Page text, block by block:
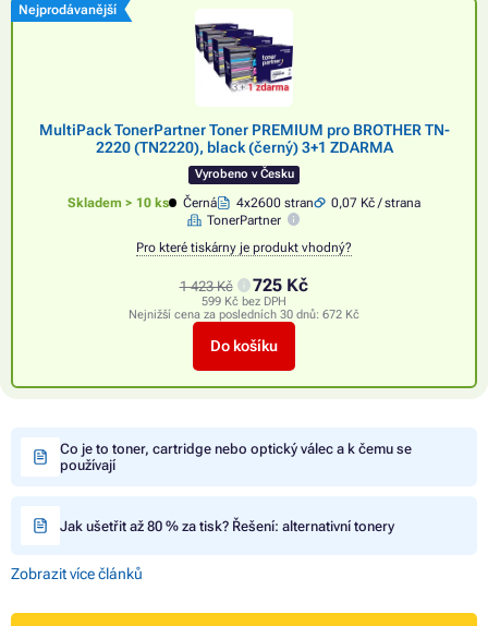
Nejprodávanější
MultiPack TonerPartner Toner PREMIUM pro BROTHER TN-
2220 (TN2220), black (černý) 3+1 ZDARMA
Vyrobeno v Česku
Skladem > 10 ks Černá 4x2600 stran
0,07 Kč / strana
TonerPartner
Pro které tiskárny je produkt vhodný?
1 423 Kč 725 Kč
599 Kč bez DPH
Nejnižší cena za posledních 30 dnů: 672 Kč
Do košíku
Co je to toner, cartridge nebo optický válec a k čemu se
používají
Jak ušetřit až 80 % za tisk? Řešení: alternativní tonery
Zobrazit více článků